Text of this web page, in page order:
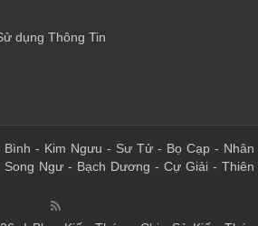
dụng Thông Tin
Bình - Kim Ngưu - Sư Tử- Bọ Cạp- Nhân
Song Ngư- Bạch Dương - Cự Giải- Thiên